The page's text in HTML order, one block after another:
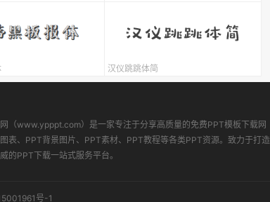
汉仪跳跳体简
（www.ypppt.com）是一家专注于分享高质量的免费PPT模板下载网
表、PPT背景图片、PPT素材、PPT教程等各类PPT资源。致力于打造
的PPT下载一站式服务平台。
号-1